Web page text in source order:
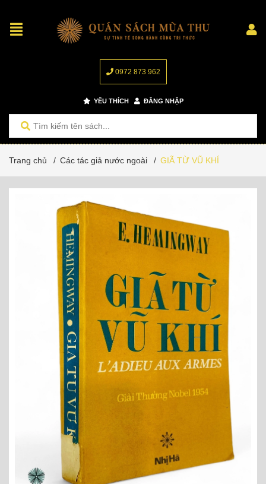
0972 873 962
YÊU THÍCH ĐĂNG NHẬP
Trang chủ / Các tác giả nước ngoài / GIÃ TỪ VŨ KHÍ